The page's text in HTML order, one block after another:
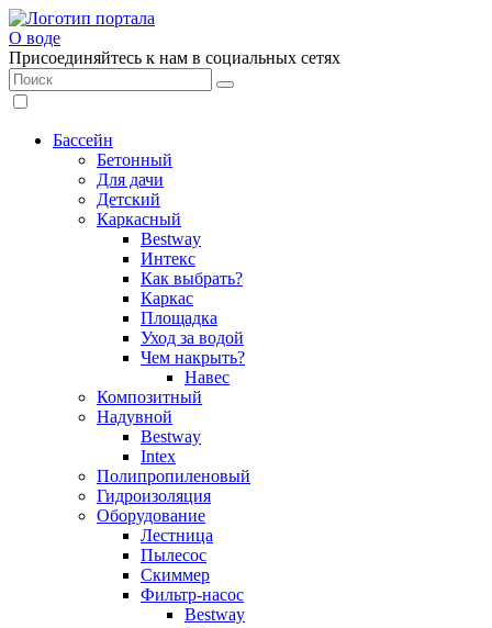
О воде
Присоединяйтесь к нам в социальных сетях
Бассейн
Бетонный
Для дачи
Детский
Каркасный
Bestway
Интекс
Как выбрать?
Каркас
Площадка
Уход за водой
Чем накрыть?
Навес
Композитный
Надувной
Bestway
Intex
Полипропиленовый
Гидроизоляция
Оборудование
Лестница
Пылесос
Скиммер
Фильтр-насос
Bestway